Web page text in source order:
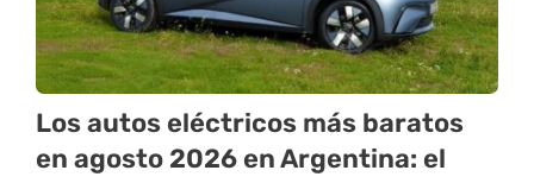
Los autos eléctricos más baratos
en agosto 2026 en Argentina: el